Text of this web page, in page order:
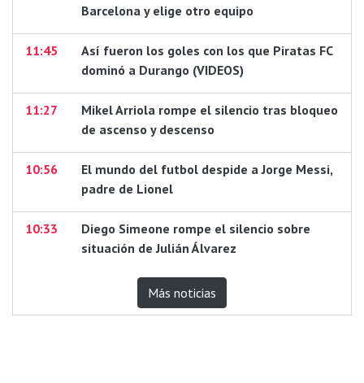
Barcelona y elige otro equipo
11:45
Así fueron los goles con los que Piratas FC
dominó a Durango (VIDEOS)
11:27
Mikel Arriola rompe el silencio tras bloqueo
de ascenso y descenso
10:56
El mundo del futbol despide a Jorge Messi,
padre de Lionel
10:33
Diego Simeone rompe el silencio sobre
situación de Julián Álvarez
Más noticias